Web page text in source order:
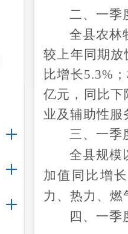
二、 一季
全县农林
较上年同期放
比增长5.3%
亿元，同比下
业及辅助性服
三、一季
全县规模
加值同比增长
力、热力、燃
四、一季